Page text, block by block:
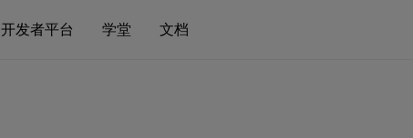
开发者平台 学堂 文档